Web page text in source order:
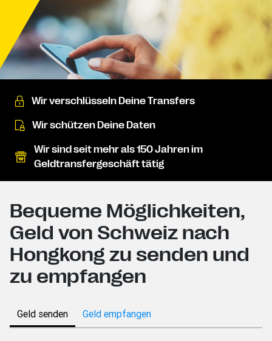
Wir verschlüsseln Deine Transfers
Wir schützen Deine Daten
Wir sind seit mehr als 150 Jahren im
Geldtransfergeschäft tätig
Bequeme Möglichkeiten,
Geld von Schweiz nach
Hongkong zu senden und
zu empfangen
Geld senden Geld empfangen